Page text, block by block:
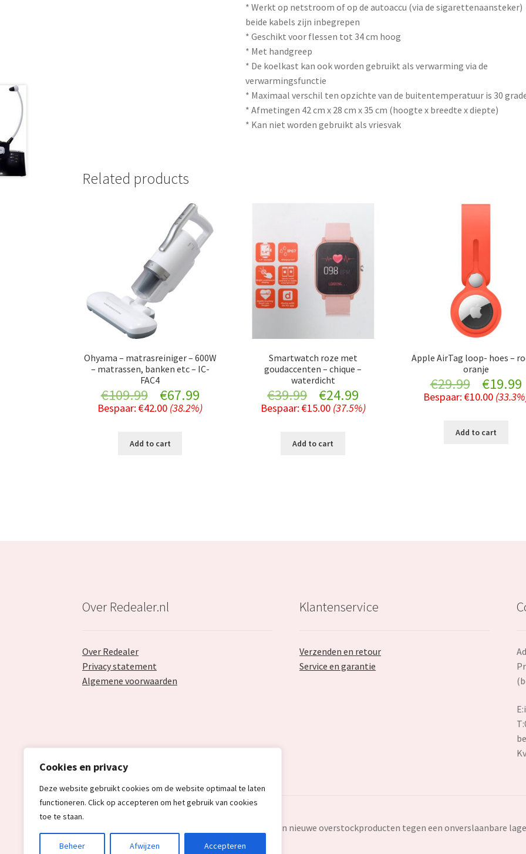
Cookies en privacy
Deze website gebruikt cookies om de website optimaal te laten
functioneren. Click op accepteren om het gebruik van cookies
toe te staan.
Beheer Afwijzen Accepteren
* Werkt op netstroom of op de autoaccu (via de sigarettenaansteker)
beide kabels zijn inbegrepen
* Geschikt voor flessen tot 34 cm hoog
* Met handgreep
* De koelkast kan ook worden gebruikt als verwarming via de
verwarmingsfunctie
* Maximaal verschil ten opzichte van de buitentemperatuur is 30
* Afmetingen 42 cm x 28 cm x 35 cm (hoogte x breedte x diepte)
* Kan niet worden gebruikt als vriesvak
Related products
Ohyama – matrasreiniger – 600W
– matrassen, banken etc – IC-
FAC4
€109.99
Original
price
was:
€67.99Current
price
Bespaar:€42.00 (38.2%)
Add to cart
Smartwatch roze met
goudaccenten – chique –
waterdicht
€39.99
Original
price
was:
€24.99
price
Bespaar: €15.00 (37.5%)
Add to cart
Apple AirTag loop- hoes –
oranje
€29.99
Original
price
was:
€19.99
Bespaar:€10.00
Add to cart
Over Redealer.nl
Over Redealer
Privacy statement
Algemene voorwaarden
Klantenservice
Verzenden en retour
Service en garantie
E:
© Redealer.nl | Gecontroleerde retourproducten en nieuwe overstockproducten tegen een onverslaanbare